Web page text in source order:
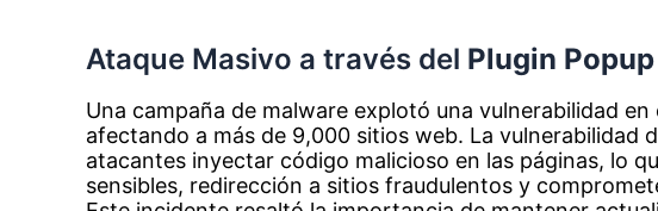
Ataque Masivo a través del Plugin
Una campaña de malware explotó una vulnerabilidad
afectando a más de 9,000 sitios web. La vulnerabilidad
atacantes inyectar código malicioso en las páginas, lo
sensibles, redirección a sitios fraudulentos y